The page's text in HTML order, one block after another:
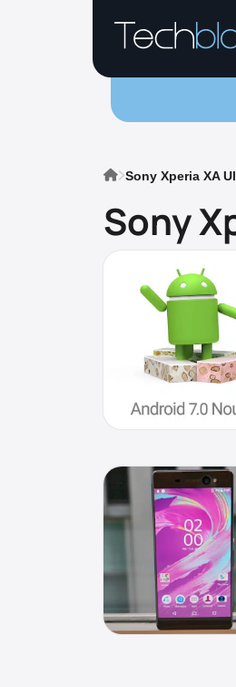
Sony Xperia XA
Sony